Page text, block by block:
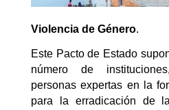
Violencia de Género.
Este Pacto de Estado
número de
personas expertas en la
para la erradicación de